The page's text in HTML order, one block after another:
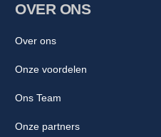
OVER ONS
Over ons
Onze voordelen
Ons Team
Onze partners